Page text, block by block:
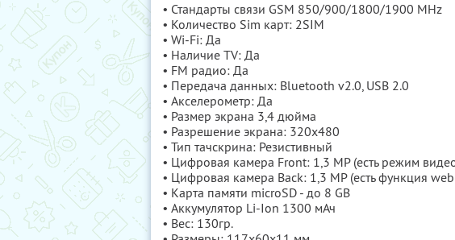
• Стандарты связи GSM 850/900/1800/1900 MHz
• Количество Sim карт: 2SIM
• Wi-Fi: Да
• Наличие TV: Да
• FM радио: Да
• Передача данных: Bluetooth v2.0, USB 2.0
• Акселерометр: Да
• Размер экрана 3,4 дюйма
• Разрешение экрана: 320x480
• Тип тачскрина: Резистивный
• Цифровая камера Front: 1,3 MP (есть режим
• Цифровая камера Back: 1,3 MP (есть функция
• Карта памяти microSD - до 8 GB
• Аккумулятор Li-Ion 1300 мАч
• Вес: 130гр.